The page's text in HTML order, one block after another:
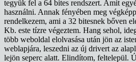
tegyük fel a 64 bites rendszert. Amit
használni. Annak fényében meg
rendelkezem, ami a 32 bitesnek bőven
Kb. este tízre végeztem. Hang sehol,
több weboldal elolvasása után jön az
weblapjára, leszedni az új drivert az
lejön seperc alatt. Elindítom, feltelepül.